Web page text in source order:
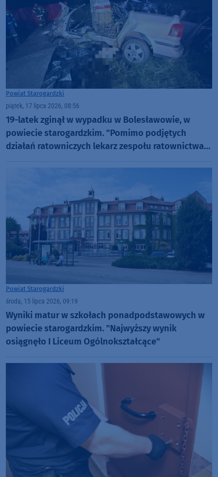
Powiat Starogardzki
piątek, 17 lipca 2026, 08:56
19-latek zginął w wypadku w Bolesławowie, w
powiecie starogardzkim. "Pomimo podjętych
działań ratowniczych lekarz zespołu ratownictwa
Powiat Starogardzki
środa, 15 lipca 2026, 09:19
Wyniki matur w szkołach ponadpodstawowych w
powiecie starogardzkim. "Najwyższy wynik
osiągnęło I Liceum Ogólnokształcące"